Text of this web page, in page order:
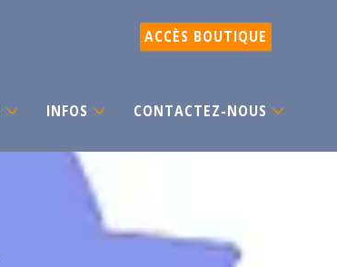
ACCÈS BOUTIQUE
INFOS CONTACTEZ-NOUS